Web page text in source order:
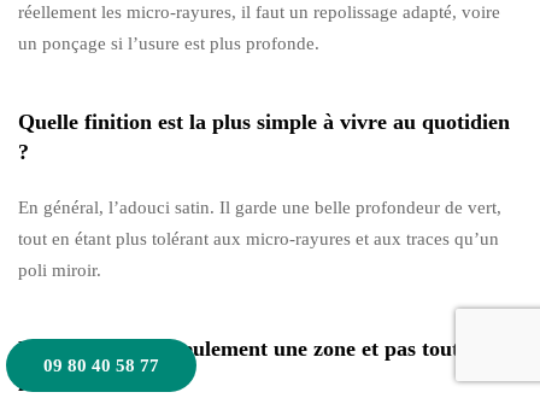
réellement les micro-rayures, il faut un repolissage adapté, voire
un ponçage si l’usure est plus profonde.
Quelle finition est la plus simple à vivre au quotidien
?
En général, l’adouci satin. Il garde une belle profondeur de vert,
tout en étant plus tolérant aux micro-rayures et aux traces qu’un
poli miroir.
Peut-on rénover seulement une zone et pas toute la
pièce ?
09 80 40 58 77